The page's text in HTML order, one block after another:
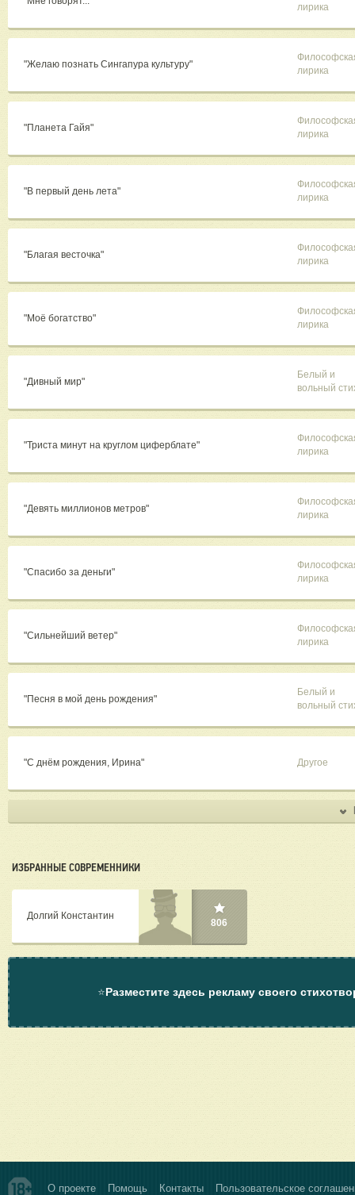
лирика
"Желаю познать Сингапура культуру"
лирика
"Планета Гайя"
лирика
"В первый день лета"
лирика
"Благая весточка"
лирика
"Моё богатство"
лирика
"Дивный мир"
Белый и
вольный
"Триста минут на круглом циферблате"
лирика
"Девять миллионов метров"
лирика
"Спасибо за деньги"
лирика
"Сильнейший ветер"
лирика
"Песня в мой день рождения"
Белый и
вольный
"С днём рождения, Ирина" Другое
ИЗБРАННЫЕ СОВРЕМЕННИКИ
Долгий Константин
806
⭐Разместите здесь рекламу своего
О проекте Помощь Контакты Пользовательское